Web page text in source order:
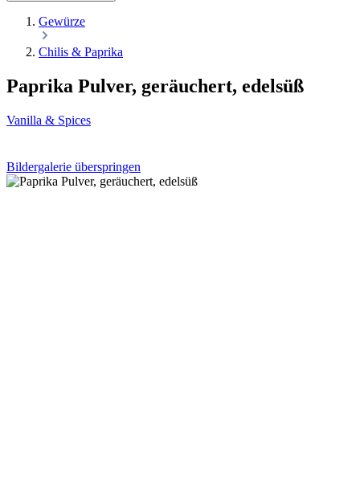
Gewürze
Chilis & Paprika
Paprika Pulver, geräuchert, edelsüß
Vanilla & Spices
Bildergalerie überspringen